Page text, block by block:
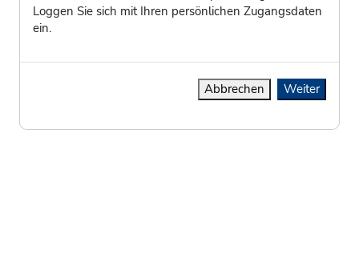
Loggen Sie sich mit Ihren persönlichen Zugangsdaten
ein.
Abbrechen Weiter